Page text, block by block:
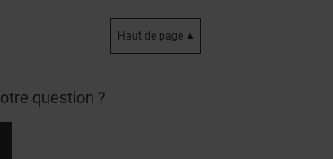
Haut de page
question ?